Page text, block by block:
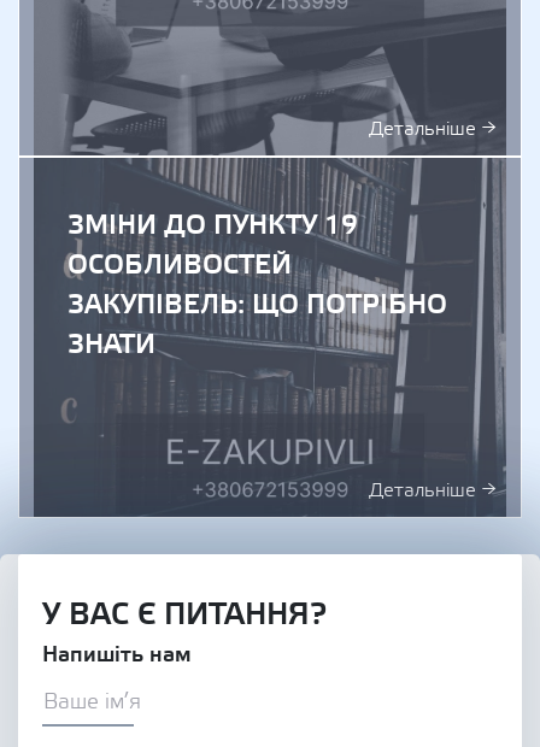
Детальніше →
ЗМІНИ ДО ПУНКТУ 19
ОСОБЛИВОСТЕЙ
ЗАКУПІВЕЛЬ: ЩО ПОТРІБНО
ЗНАТИ
Детальніше →
У ВАС Є ПИТАННЯ?
Напишіть нам